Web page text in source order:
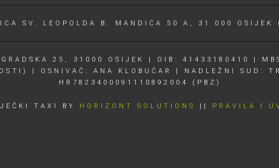
SV. LEOPOLDA B. MANDIĆA 50 A, 31 000 OSIJEK
25, 31000 OSIJEK | OIB: 41433180410 |
| OSNIVAČ: ANA KLOBUČAR | NADLEŽNI SUD:
HR7823400091110892004 (PBZ)
TAXI BY HORIZONT SOLUTIONS || PRAVILA I